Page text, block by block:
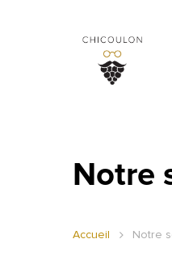
Notre
Accueil Notre